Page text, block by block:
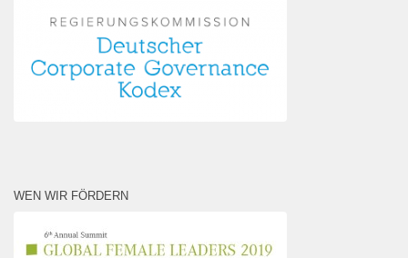
WEN WIR FÖRDERN